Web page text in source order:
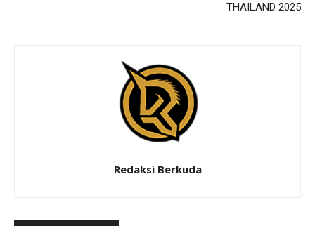
THAILAND 2025
Redaksi Berkuda